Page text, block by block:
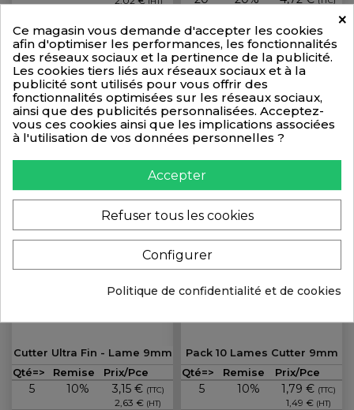
3,04 € TTC
2,53 € HT
+PANIER
5,90 € TTC
4,92 € HT
+PANIER
Cutter Ultra Fin - Lame 9mm
Prix
Qté=> Remise Prix/Pce
5 10% 3,15 € (TTC)
2,63 € (HT)
Pack 10 Lames Cutter 9mm
Prix
Qté=> Remise Prix/Pce
5 10% 1,79 € (TTC)
1,49 € (HT)
×
Ce magasin vous demande d'accepter les cookies
afin d'optimiser les performances, les fonctionnalités
des réseaux sociaux et la pertinence de la publicité.
Les cookies tiers liés aux réseaux sociaux et à la
publicité sont utilisés pour vous offrir des
fonctionnalités optimisées sur les réseaux sociaux,
ainsi que des publicités personnalisées. Acceptez-
vous ces cookies ainsi que les implications associées
à l'utilisation de vos données personnelles ?
Accepter
Refuser tous les cookies
Configurer
Politique de confidentialité et de cookies